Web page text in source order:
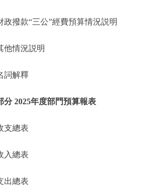
便民服務
仲介服務
12345網上接訴即辦
參與調查
撥款“三公”經費預算情況説明
情況説明
解釋
分 2025年度部門預算報表
總表
總表
總表